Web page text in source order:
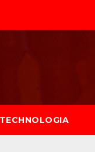
TECHNOLOGIA